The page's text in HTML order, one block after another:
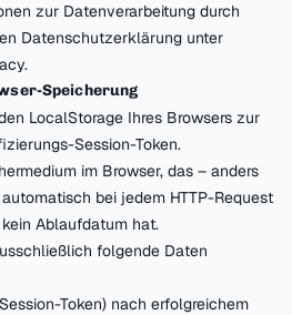
zur Datenverarbeitung durch
Datenschutzerklärung unter
Speicherung
LocalStorage Ihres Browsers zur
Session-Token.
im Browser, das – anders
bei jedem HTTP-Request
Ablaufdatum hat.
folgende Daten
Token) nach erfolgreichem